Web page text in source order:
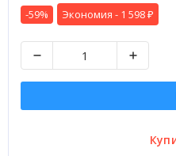
-59% Экономия - 1 598 ₽